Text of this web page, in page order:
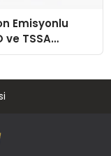
Emisyonlu
ve TSSA